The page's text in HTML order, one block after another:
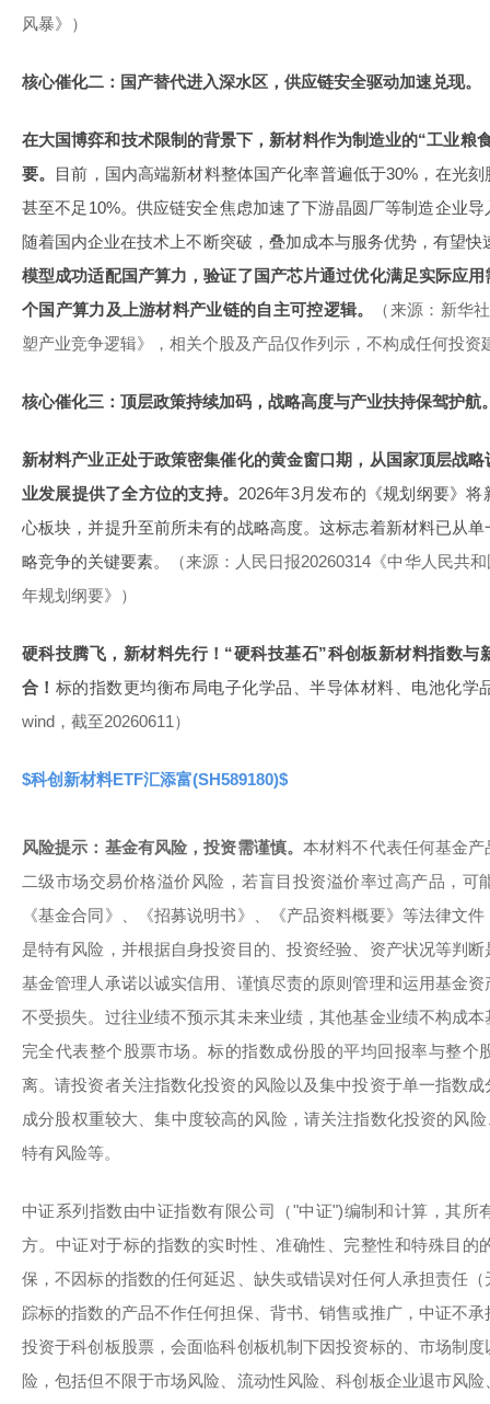
风暴》）
核心催化二：国产替代进入深水区，供应链安全驱动加速兑现。
在大国博弈和技术限制的背景下，新材料作为制造业的“工业粮
要。
目前，国内高端新材料整体国产化率普遍低于30%，在光
甚至不足10%。供应链安全焦虑加速了下游晶圆厂等制造企业
随着国内企业在技术上不断突破，叠加成本与服务优势，有望快
模型成功适配国产算力，验证了国产芯片通过优化满足实际应
个国产算力及上游材料产业链的自主可控逻辑。
（来源：新华
塑产业竞争逻辑》，相关个股及产品仅作列示，不构成任何投资
核心催化三：顶层政策持续加码，战略高度与产业扶持保驾护航
新材料产业正处于政策密集催化的黄金窗口期，从国家顶层战
业发展提供了全方位的支持。 2026年3月发布的《规划纲要》
心板块，并提升至前所未有的战略高度。这标志着新材料已从
略竞争的关键要素。
（来源：人民日报20260314《中华人民共
年规划纲要》）
硬科技腾飞，新材料先行！“硬科技基石”科创板新材料指数与
合！ 标的指数更均衡布局电子化学品、半导体材料、电池化学
wind，截至20260611）
$科创新材料ETF汇添富(SH589180)$
风险提示：基金有风险，投资需谨慎。本材料不代表任何基金
二级市场交易价格溢价风险，若盲目投资溢价率过高产品，可
《基金合同》、《招募说明书》、《产品资料概要》等法律文
是特有风险，并根据自身投资目的、投资经验、资产状况等判
基金管理人承诺以诚实信用、谨慎尽责的原则管理和运用基金
不受损失。过往业绩不预示其未来业绩，其他基金业绩不构成
完全代表整个股票市场。标的指数成份股的平均回报率与整个
离。请投资者关注指数化投资的风险以及集中投资于单一指数
成分股权重较大、集中度较高的风险，请关注指数化投资的风
特有风险等。
中证系列指数由中证指数有限公司（"中证")编制和计算，其所
方。中证对于标的指数的实时性、准确性、完整性和特殊目的
保，不因标的指数的任何延迟、缺失或错误对任何人承担责任
踪标的指数的产品不作任何担保、背书、销售或推广，中证不
投资于科创板股票，会面临科创板机制下因投资标的、市场制
险，包括但不限于市场风险、流动性风险、科创板企业退市风